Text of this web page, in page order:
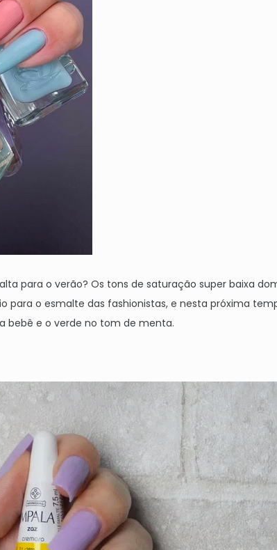
para o verão? Os tons de saturação super baixa
para o esmalte das fashionistas, e nesta próxima
bebê e o verde no tom de menta.